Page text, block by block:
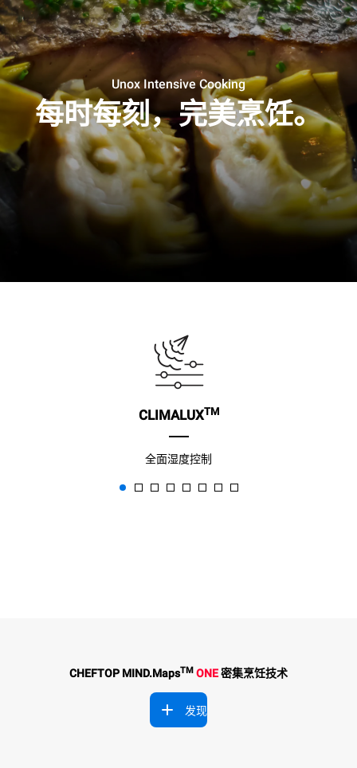
Unox Intensive Cooking
每时每刻，完美烹饪。
CLIMALUXTM
全面湿度控制
CHEFTOP MIND.MapsTM ONE密集烹饪技术
发现